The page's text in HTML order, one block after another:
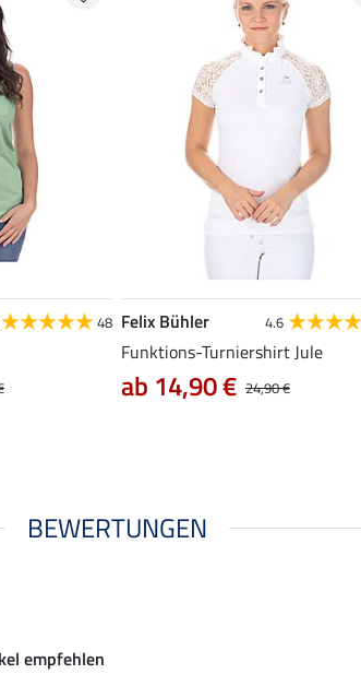
48 Felix Bühler 4.6
Funktions-Turniershirt Jule
24,90 €
ab 14,90 €
BEWERTUNGEN
empfehlen